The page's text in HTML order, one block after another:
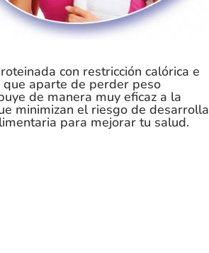
con restricción calórica e
que aparte de perder peso
de manera muy eficaz a la
minimizan el riesgo de desarrolla
para mejorar tu salud.